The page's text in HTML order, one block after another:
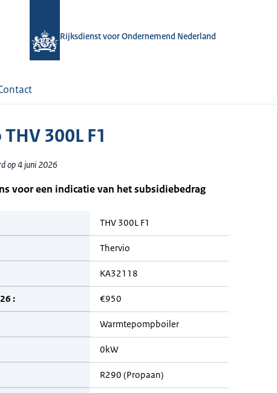
Rijksdienst voor Ondernemend Nederland
300L F1
op 4 juni 2026
voor een indicatie van het subsidiebedrag
THV 300L F1
Thervio
KA32118
: €950
Warmtepompboiler
0kW
R290 (Propaan)